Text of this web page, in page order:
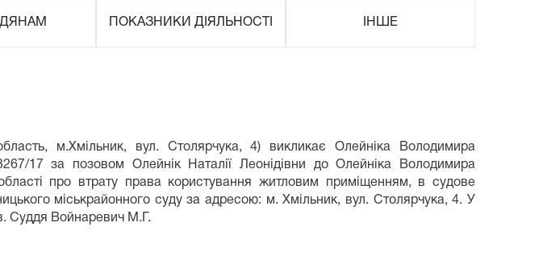
ПОКАЗНИКИ ДІЯЛЬНОСТІ ІНШЕ
м.Хмільник, вул. Столярчука, 4) викликає Олейніка Володимира
17 за позовом Олейнік Наталії Леонідівни до Олейніка Володимира
про втрату права користування житловим приміщенням, в судове
міськрайонного суду за адресою: м. Хмільник, вул. Столярчука, 4. У
Суддя Войнаревич М.Г.